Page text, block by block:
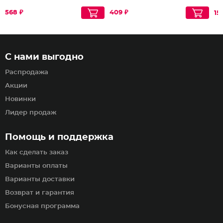
568 ₽ 409 ₽
Помощь и поддержка
Как сделать заказ
Варианты оплаты
Варианты доставки
Возврат и гарантия
Бонусная программа
С нами выгодно
Распродажа
Акции
Новинки
Лидер продаж